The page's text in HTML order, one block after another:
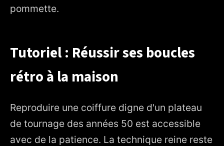
pommette.
Tutoriel : Réussir ses boucles
rétro à la maison
Reproduire une coiffure digne d'un plateau
de tournage des années 50 est accessible
avec de la patience. La technique reine reste